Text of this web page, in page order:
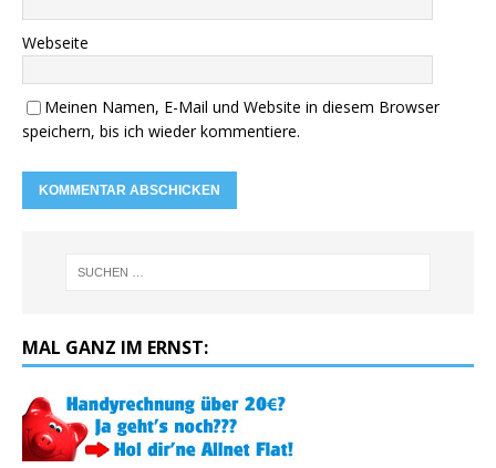
Webseite
Meinen Namen, E-Mail und Website in diesem Browser
speichern, bis ich wieder kommentiere.
MAL GANZ IM ERNST: